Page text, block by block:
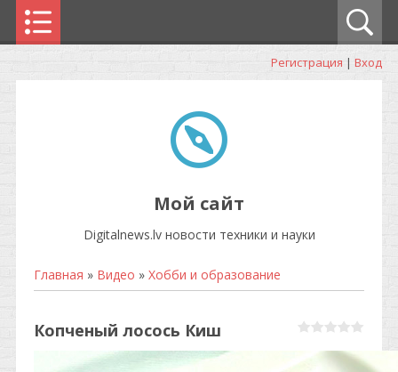
Регистрация | Вход
Мой сайт
Digitalnews.lv новости техники и науки
Главная » Видео » Хобби и образование
Копченый лосось Киш